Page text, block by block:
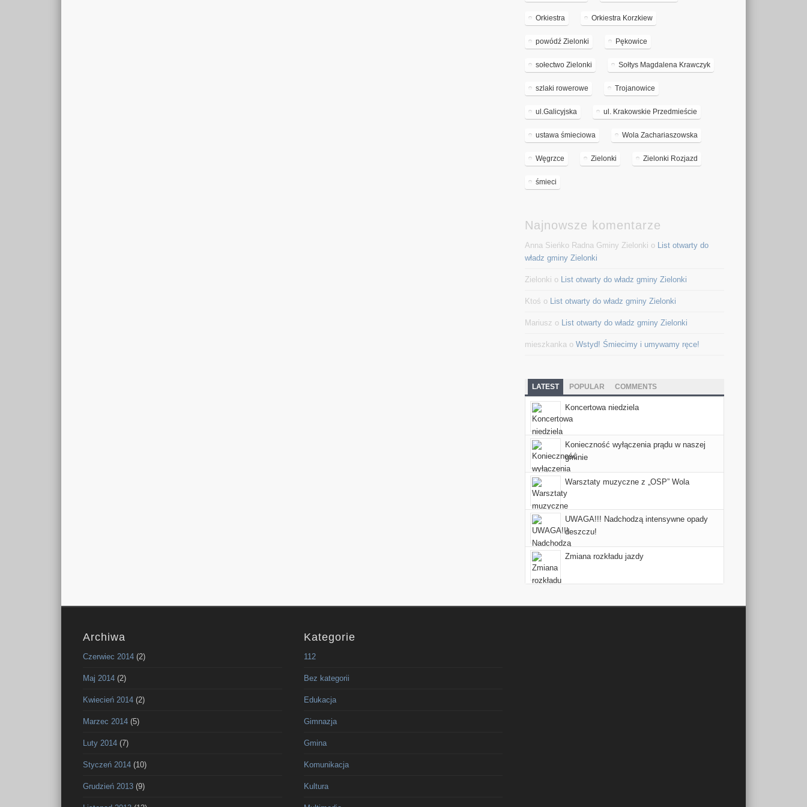
Orkiestra Orkiestra Korzkiew
powódź Zielonki Pękowice
sołectwo Zielonki Sołtys Magdalena Krawczyk
szlaki rowerowe Trojanowice
ul.Galicyjska ul. Krakowskie Przedmieście
ustawa śmieciowa Wola Zachariaszowska
Węgrzce Zielonki Zielonki Rozjazd
śmieci
Najnowsze komentarze
Anna Sieńko Radna Gminy Zielonki o List otwarty do
władz gminy Zielonki
Zielonki o List otwarty do władz gminy Zielonki
Ktoś o List otwarty do władz gminy Zielonki
Mariusz o List otwarty do władz gminy Zielonki
mieszkanka oWstyd! Śmiecimy i umywamy ręce!
LATEST POPULAR COMMENTS
Koncertowa niedziela
Konieczność wyłączenia prądu w naszej
gminie
Warsztaty muzyczne z „OSP” Wola
UWAGA!!! Nadchodzą intensywne opady
deszczu!
Zmiana rozkładu jazdy
Archiwa
Czerwiec 2014 (2)
Maj 2014 (2)
Kwiecień 2014 (2)
Marzec 2014 (5)
Luty 2014 (7)
Styczeń 2014 (10)
Grudzień 2013 (9)
Kategorie
112
Bez kategorii
Edukacja
Gimnazja
Gmina
Komunikacja
Kultura